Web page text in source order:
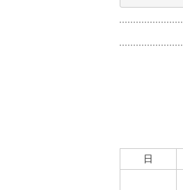
日